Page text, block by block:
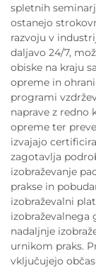
spletnih
ostanejo
razvoju v
daljavo 24/7,
obiske na kraju
opreme in
programi
naprave z redno
opreme ter
izvajajo
zagotavlja
izobraževanje
prakse in
izobraževalni
izobraževalnega
nadaljnje
urnikom praks.
vključujejo